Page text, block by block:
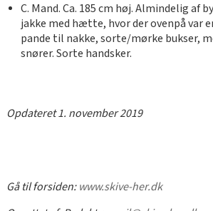
C. Mand. Ca. 185 cm høj. Almindelig af
jakke med hætte, hvor der ovenpå var
pande til nakke, sorte/mørke bukser,
snører. Sorte handsker.
Opdateret 1. november 2019
Gå til forsiden:www.skive-her.dk